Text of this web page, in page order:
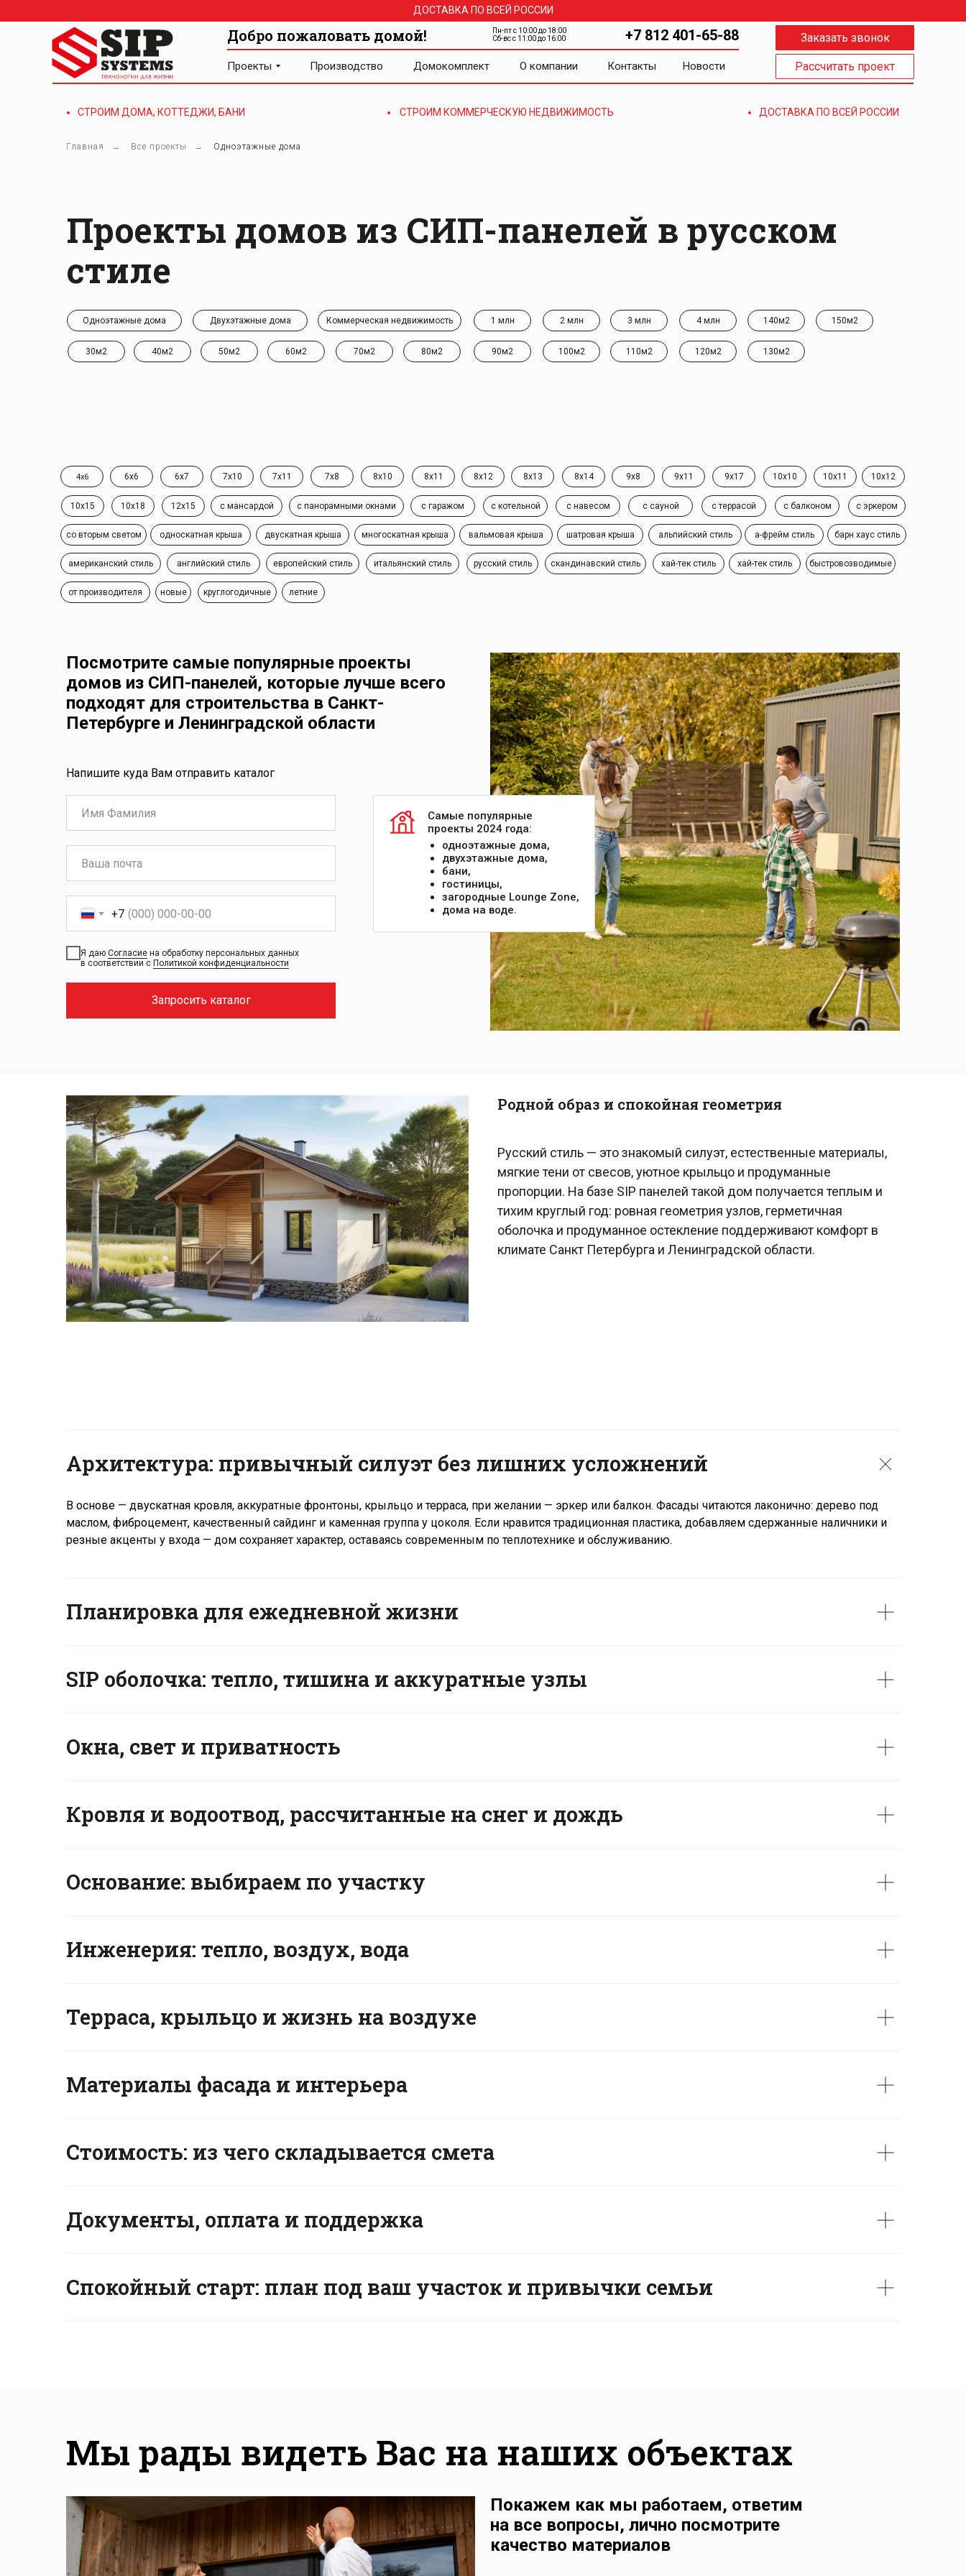
Заказать звонок
Добро пожаловать домой!
Пн-пт с 10:00 до 18:00
Сб-вс с 11:00 до 16:00
+7 812 401-65-88
Домокомплект
Производство
Проекты Новости
О компании Контакты Рассчитать проект
ДОСТАВКА ПО ВСЕЙ РОССИИ
СТРОИМ ДОМА, КОТТЕДЖИ, БАНИ СТРОИМ КОММЕРЧЕСКУЮ НЕДВИЖИМОСТЬ ДОСТАВКА ПО ВСЕЙ РОССИИ
Главная → Все проекты → Одноэтажные дома
Проекты домов из СИП-панелей в русском
стиле
4 млн
3 млн
2 млн
1 млн
Коммерческая недвижимость
30м2 80м2 90м2
150м2
140м2
100м2 110м2 120м2 130м2
70м2
60м2
50м2
40м2
Двухэтажные дома
Одноэтажные дома
с панорамными окнами с сауной
с навесом
с котельной
шатровая крыша
вальмовая крыша
многоскатная крыша
двускатная крыша
односкатная крыша
с гаражом
со вторым светом
с эркером
с балконом
с террасой
круглогодичные
новые летние
от производителя
быстровозводимые
хай-тек стиль
хай-тек стиль
скандинавский стиль
русский стиль
итальянский стиль
европейский стиль
барн хаус стиль
английский стиль
американский стиль
альпийский стиль а-фрейм стиль
с мансардой
12x15
10x18
10x15
10x12
10x11
10x10
9x17
9x11
6x6 6x7 7x10 7x11 7x8 8x10 8x11 8x12 8x13 8x14 9x8
4x6
Посмотрите самые популярные проекты
домов из СИП-панелей, которые лучше всего
подходят для строительства в Санкт-
Петербурге и Ленинградской области
Напишите куда Вам отправить каталог
одноэтажные дома,
двухэтажные дома,
бани,
гостиницы,
загородные Lounge Zone,
дома на воде.
Самые популярные
проекты 2024 года:
+7
Я даю Согласие на обработку персональных данных
в соответствии с Политикой конфиденциальности
Запросить каталог
Родной образ и спокойная геометрия
Русский стиль — это знакомый силуэт, естественные материалы,
мягкие тени от свесов, уютное крыльцо и продуманные
пропорции. На базе SIP панелей такой дом получается теплым и
тихим круглый год: ровная геометрия узлов, герметичная
оболочка и продуманное остекление поддерживают комфорт в
климате Санкт Петербурга и Ленинградской области.
Архитектура: привычный силуэт без лишних усложнений
В основе — двускатная кровля, аккуратные фронтоны, крыльцо и терраса, при желании — эркер или балкон. Фасады читаются лаконично: дерево под
маслом, фиброцемент, качественный сайдинг и каменная группа у цоколя. Если нравится традиционная пластика, добавляем сдержанные наличники и
резные акценты у входа — дом сохраняет характер, оставаясь современным по теплотехнике и обслуживанию.
Планировка для ежедневной жизни
SIP оболочка: тепло, тишина и аккуратные узлы
Окна, свет и приватность
Кровля и водоотвод, рассчитанные на снег и дождь
Основание: выбираем по участку
Инженерия: тепло, воздух, вода
Терраса, крыльцо и жизнь на воздухе
Материалы фасада и интерьера
Стоимость: из чего складывается смета
Документы, оплата и поддержка
Спокойный старт: план под ваш участок и привычки семьи
Мы рады видеть Вас на наших объектах
Покажем как мы работаем, ответим
на все вопросы, лично посмотрите
качество материалов